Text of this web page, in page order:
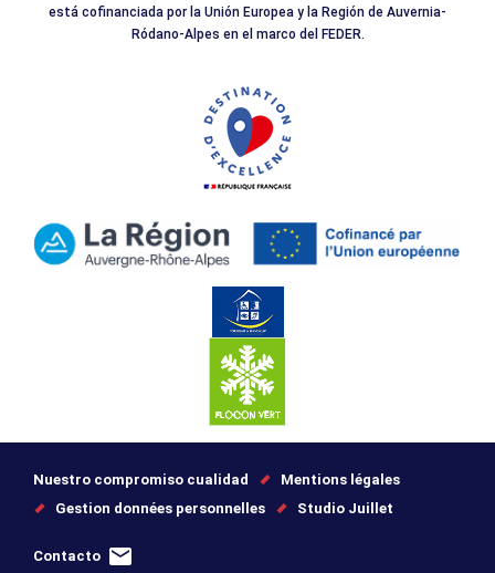
está cofinanciada por la Unión Europea y la Región de Auvernia-
Ródano-Alpes en el marco del FEDER.
Nuestro compromiso cualidad
Mentions légales
Gestion données personnelles
Studio Juillet
Contacto